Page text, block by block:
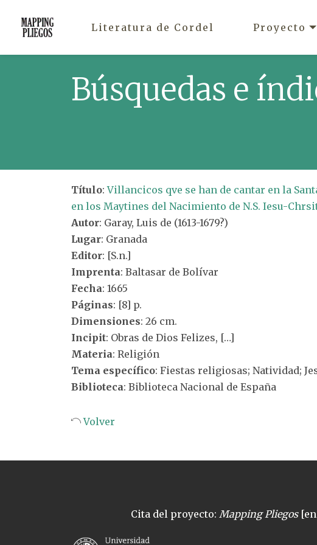
Literatura de Cordel Proyecto
Búsquedas e
Título:Villancicos qve se han de cantar en la
en los Maytines del Nacimiento de N.S. Iesu-
Autor: Garay, Luis de (1613-1679?)
Lugar: Granada
Editor: [S.n.]
Imprenta: Baltasar de Bolívar
Fecha: 1665
Páginas: [8] p.
Dimensiones: 26 cm.
Incipit: Obras de Dios Felizes, […]
Materia: Religión
Tema específico: Fiestas religiosas; Natividad;
Biblioteca: Biblioteca Nacional de España
Volver
Cita del proyecto: Mapping Pliegos[en